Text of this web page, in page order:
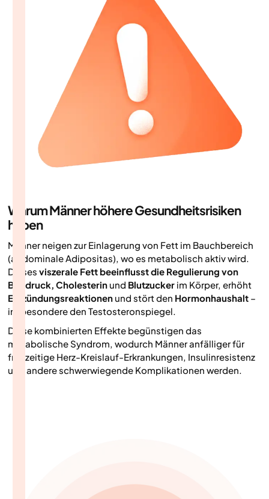
Warum Männer höhere Gesundheitsrisiken
haben
Männer neigen zur Einlagerung von Fett im Bauchbereich
(abdominale Adipositas), wo es metabolisch aktiv wird.
Dieses viszerale Fett beeinflusst die Regulierung von
Blutdruck, Cholesterin und Blutzucker im Körper, erhöht
Entzündungsreaktionen und stört den Hormonhaushalt –
insbesondere den Testosteronspiegel.
Diese kombinierten Effekte begünstigen das
metabolische Syndrom, wodurch Männer anfälliger für
frühzeitige Herz-Kreislauf-Erkrankungen, Insulinresistenz
und andere schwerwiegende Komplikationen werden.